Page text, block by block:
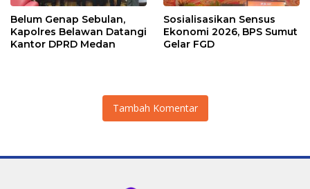
Belum Genap Sebulan,
Kapolres Belawan Datangi
Kantor DPRD Medan
Sosialisasikan Sensus
Ekonomi 2026, BPS Sumut
Gelar FGD
Tambah Komentar